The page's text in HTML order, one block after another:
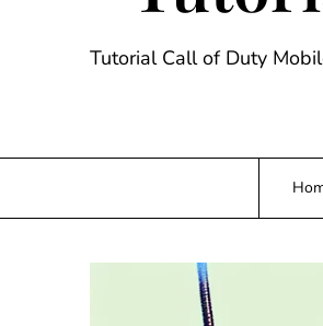
Tutorial Call of Duty